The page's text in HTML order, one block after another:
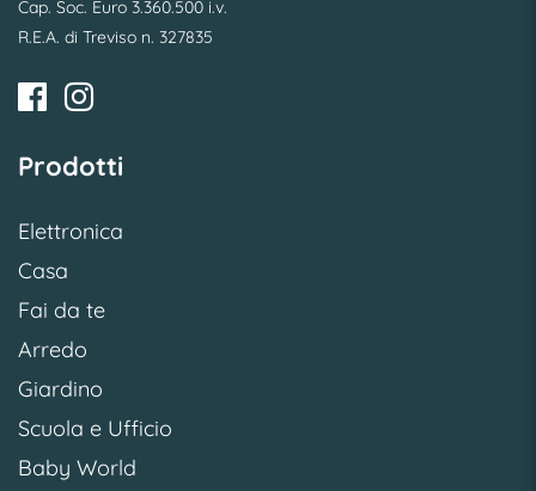
Cap. Soc. Euro 3.360.500 i.v.
R.E.A. di Treviso n. 327835
Prodotti
Elettronica
Casa
Fai da te
Arredo
Giardino
Scuola e Ufficio
Baby World